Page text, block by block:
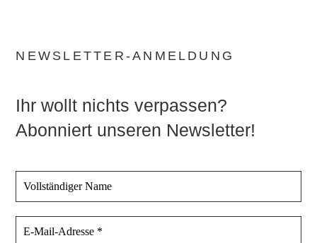
NEWSLETTER-ANMELDUNG
Ihr wollt nichts verpassen?
Abonniert unseren Newsletter!